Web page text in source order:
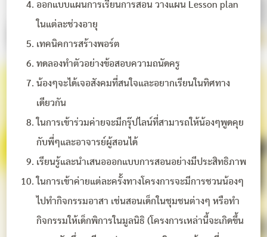
ออกแบบแผนการเรียนการสอน วางแผน Lesson plan
ในแต่ละช่วงอายุ
เทคนิคการสร้างพอร์ต
ทดลองทำตัวอย่างข้อสอบความถนัดครู
น้องๆจะได้เจอสังคมที่สนใจและอยากเรียนในทิศทาง
เดียวกัน
ในการเข้าร่วมค่ายจะมีกรุ๊ปไลน์ที่สามารถให้น้องๆพูดคุย
กับพี่ๆและอาจารย์ผู้สอนได้
เรียนรู้และนำเสนอออกแบบการสอนอย่างมีประสิทธิภาพ
ในการเข้าค่ายแต่ละครั้งทางโครงการจะมีการชวนน้องๆ
ไปทำกิจกรรมอาสา เช่นสอนเด็กในชุมชนต่างๆ หรือทำ
กิจกรรมให้เด็กพิการในมูลนิธิ (โครงการเหล่านี้จะเกิดขึ้น